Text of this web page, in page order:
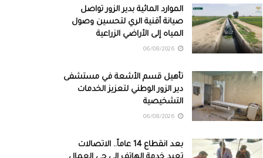
الموارد المائية بدير الزور تواصل
صيانة أقنية الري لتحسين وصول
المياه إلى الأراضي الزراعية
تأهيل قسم الأشعة في مستشفى
دير الزور الوطني لتعزيز الخدمات
التشخيصية
بعد انقطاع 14 عاماً.. الاتصالات